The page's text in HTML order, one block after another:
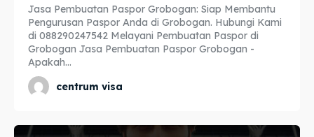
Blog
Blog
Jasa Pembuatan Paspor Grobogan: Siap Membantu
Pengurusan Paspor Anda di Grobogan. Hubungi Kami
di 088290247542 Melayani Pembuatan Paspor di
Grobogan Jasa Pembuatan Paspor Grobogan -
Apakah...
centrum visa